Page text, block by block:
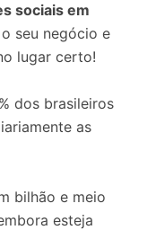
sociais em
seu negócio e
lugar certo!
dos brasileiros
as
bilhão e meio
esteja